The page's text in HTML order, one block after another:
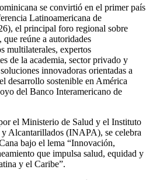
se convirtió en el primer país
Latinoamericana de
el principal foro regional sobre
que reúne a autoridades
multilaterales, expertos
de la academia, sector privado y
innovadoras orientadas a
desarrollo sostenible en América
del Banco Interamericano de
el Ministerio de Salud y el Instituto
Alcantarillados (INAPA), se celebra
bajo el lema “Innovación,
que impulsa salud, equidad y
y el Caribe”.